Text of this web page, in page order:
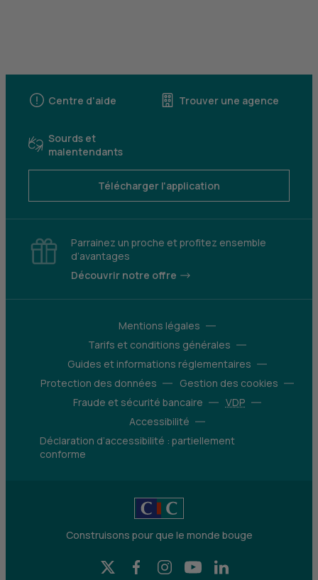
Centre d'aide Trouver une agence
Sourds et
malentendants
Télécharger l'application
Parrainez un proche et profitez ensemble
d’avantages
Découvrir notre offre
Mentions légales
Tarifs et conditions générales
Guides et informations réglementaires
Protection des données
Gestion des cookies
Fraude et sécurité bancaire
VDP
Accessibilité
Déclaration d’accessibilité : partiellement
conforme
Construisons pour que le monde bouge
X (Twitter) - CIC
Facebook - CIC
Instagram - CIC
YouTube - CIC